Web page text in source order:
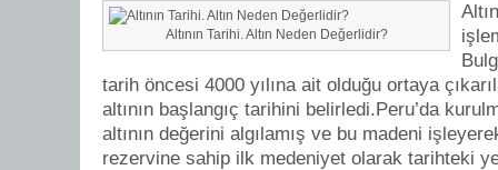
Altının Tarihi. Altın Neden Değerlidir?
tarih öncesi 4000 yılına ait olduğu ortaya
altının başlangıç tarihini belirledi.Peru’da
altının değerini algılamış ve bu madeni
rezervine sahip ilk medeniyet olarak tarihteki